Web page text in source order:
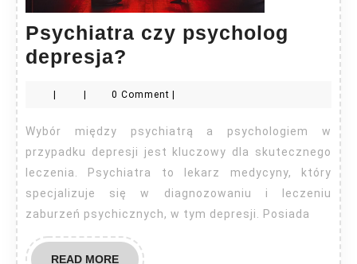
Psychiatra czy psycholog
depresja?
psycholog
depresja?
| | 0 Comment |
Wybór między psychiatrą a psychologiem w
przypadku depresji jest kluczowy dla skutecznego
leczenia. Psychiatra to lekarz medycyny, który
specjalizuje się w diagnozowaniu i leczeniu
zaburzeń psychicznych, w tym depresji. Posiada
READ MOREREAD